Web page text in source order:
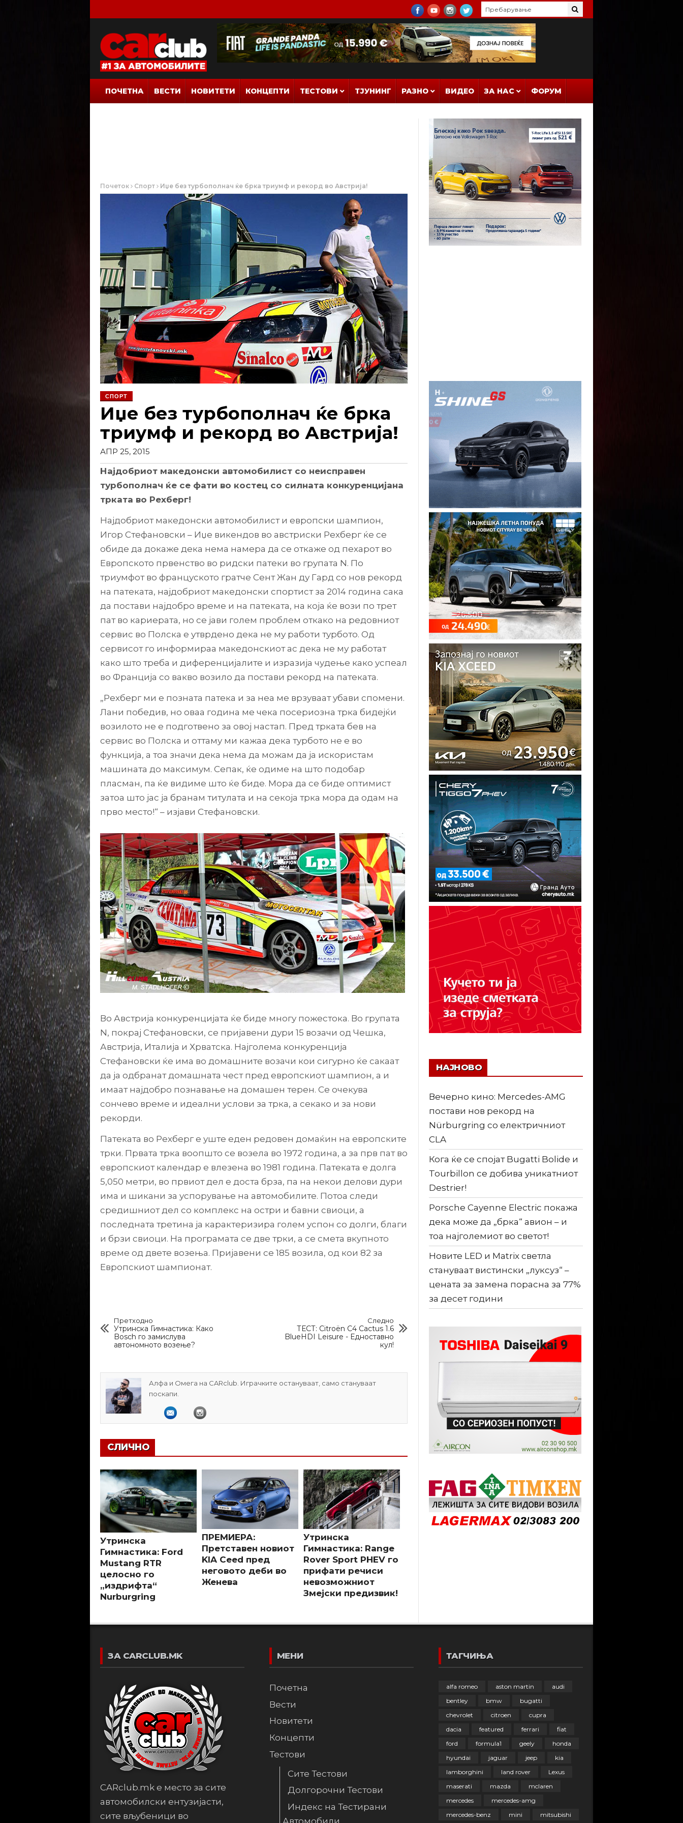
ПОЧЕТНА ВЕСТИ НОВИТЕТИ КОНЦЕПТИ ТЕСТОВИ ТЈУНИНГ РАЗНО ВИДЕО ЗА НАС ФОРУМ
Почеток Спорт Иџе без турбополнач ќе брка триумф и рекорд во Австрија!
СПОРТ
Иџе без турбополнач ќе брка
триумф и рекорд во Австрија!
АПР 25, 2015
Најдобриот македонски автомобилист со неисправен
турбополнач ќе се фати во костец со силната конкуренцијана
трката во Рехберг!
Најдобриот македонски автомобилист и европски шампион,
Игор Стефановски – Иџе викендов во австриски Рехберг ќе се
обиде да докаже дека нема намера да се откаже од пехарот во
Европското првенство во ридски патеки во групата N. По
триумфот во француското гратче Сент Жан ду Гард со нов рекорд
на патеката, најдобриот македонски спортист за 2014 година сака
да постави најдобро време и на патеката, на која ќе вози по трет
пат во кариерата, но се јави голем проблем откако на редовниот
сервис во Полска е утврдено дека не му работи турбото. Од
сервисот го информираа македонскиот ас дека не му работат
како што треба и диференцијалите и изразија чудење како успеал
во Франција со вакво возило да постави рекорд на патеката.
„Рехберг ми е позната патека и за неа ме врзуваат убави спомени.
Лани победив, но оваа година ме чека посериозна трка бидејќи
возилото не е подготвено за овој настап. Пред трката бев на
сервис во Полска и оттаму ми кажаа дека турбото не е во
функција, а тоа значи дека нема да можам да ја искористам
машината до максимум. Сепак, ќе одиме на што подобар
пласман, па ќе видиме што ќе биде. Мора да се биде оптимист
затоа што јас ја бранам титулата и на секоја трка мора да одам на
прво место!“ – изјави Стефановски.
Во Австрија конкуренцијата ќе биде многу пожестока. Во групата
N, покрај Стефановски, се пријавени дури 15 возачи од Чешка,
Австрија, Италија и Хрватска. Најголема конкуренција
Стефановски ќе има во домашните возачи кои сигурно ќе сакаат
да ја одбранат домашната чест пред европскиот шампион, а и
имаат најдобро познавање на домашен терен. Се очекува
сончево време и идеални услови за трка, а секако и за нови
рекорди.
Патеката во Рехберг е уште еден редовен домаќин на европските
трки. Првата трка воопшто се возела во 1972 година, а за прв пат во
европскиот календар е влезена во 1981 година. Патеката е долга
5,050 метри, во првиот дел е доста брза, па на некои делови дури
има и шикани за успорување на автомобилите. Потоа следи
средишниот дел со комплекс на остри и бавни свиоци, а
последната третина ја карактеризира голем успон со долги, благи
и брзи свиоци. На програмата се две трки, а се смета вкупното
време од двете возења. Пријавени се 185 возила, од кои 82 за
Европскиот шампионат.
Претходно
Утринска Гимнастика: Како
Bosch го замислува
автономното возење?
Следно
ТЕСТ: Citroën C4 Cactus 1.6
BlueHDI Leisure - Едноставно
кул!
Алфа и Омега на CARclub. Играчките остануваат, само стануваат
поскапи.
СЛИЧНО
Утринска
Гимнастика: Ford
Mustang RTR
целосно го
„издрифта“
Nurburgring
ПРЕМИЕРА:
Претставен новиот
KIA Ceed пред
неговото деби во
Женева
Утринска
Гимнастика: Range
Rover Sport PHEV го
прифати речиси
невозможниот
Змејски предизвик!
НАЈНОВО
Вечерно кино: Mercedes-AMG
постави нов рекорд на
Nürburgring со електричниот
CLA
Кога ќе се спојат Bugatti Bolide и
Tourbillon се добива уникатниот
Destrier!
Porsche Cayenne Electric покажа
дека може да „брка“ авион – и
тоа најголемиот во светот!
Новите LED и Matrix светла
стануваат вистински „луксуз“ –
цената за замена порасна за 77%
за десет години
ЗА CARCLUB.MK
CARclub.mk е место за сите
автомобилски ентузијасти,
сите вљубеници во
МЕНИ
Почетна
Вести
Новитети
Концепти
Тестови
Сите Тестови
Долгорочни Тестови
Индекс на Тестирани
Автомобили
ТАГЧИЊА
alfa romeo aston martin
audi
bentley
bmw
bugatti
chevrolet
citroen
cupra
dacia
featured ferrari
fiat
ford
formula1 geely
honda
hyundai
jaguar jeep
kia
lamborghini
land rover
Lexus
maserati
mazda
mclaren
mercedes
mercedes-amg
mercedes-benz
mini mitsubishi